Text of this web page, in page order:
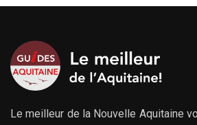
Le meilleur de la Nouvelle Aquitaine